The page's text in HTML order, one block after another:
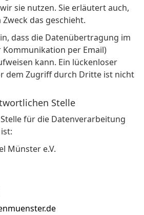
sie nutzen. Sie erläutert auch,
das geschieht.
dass die Datenübertragung im
Kommunikation per Email)
kann. Ein lückenloser
dem Zugriff durch Dritte ist nicht
Stelle
für die Datenverarbeitung
Münster e.V.